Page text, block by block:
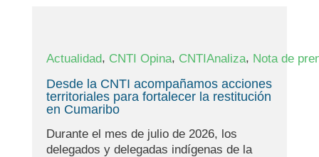
Actualidad, CNTI Opina, CNTIAnaliza, Nota de
Desde la CNTI acompañamos acciones
territoriales para fortalecer la restitución
en Cumaribo
Durante el mes de julio de 2026, los
delegados y delegadas indígenas de la